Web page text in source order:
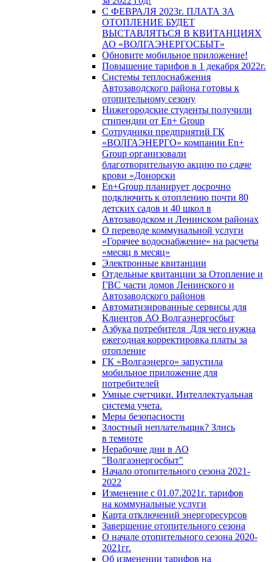
С ФЕВРАЛЯ 2023г. ПЛАТА ЗА
ОТОПЛЕНИЕ БУДЕТ
ВЫСТАВЛЯТЬСЯ В КВИТАНЦИЯХ
АО «ВОЛГАЭНЕРГОСБЫТ»
Обновите мобильное приложение!
Повышение тарифов в 1 декабря 2022г.
Системы теплоснабжения
Автозаводского района готовы к
отопительному сезону
Нижегородские студенты получили
стипендии от En+ Group
Сотрудники предприятий ГК
«ВОЛГАЭНЕРГО» компании En+
Group организовали
благотворительную акцию по сдаче
крови «Донорски
En+Group планирует досрочно
подключить к отоплению почти 80
детских садов и 40 школ в
Автозаводском и Ленинском районах
О переводе коммунальной услуги
«Горячее водоснабжение» на расчеты
«месяц в месяц»
Электронные квитанции
Отдельные квитанции за Отопление и
ГВС части домов Ленинского и
Автозаводского районов
Автоматизированные сервисы для
Клиентов АО Волгаэнергосбыт
Азбука потребителя_Для чего нужна
ежегодная корректировка платы за
отопление
ГК «Волгаэнерго» запустила
мобильное приложение для
потребителей
Умные счетчики. Интеллектуальная
система учета.
Меры безопасности
Злостный неплательщик? Злись
в темноте
Нерабочие дни в АО
"Волгаэнергосбыт"
Начало отопительного сезона 2021-
2022
Изменение с 01.07.2021г. тарифов
на коммунальные услуги
Карта отключений энергоресурсов
Завершение отопительного сезона
О начале отопительного сезона 2020-
2021гг.
Об изменении тарифов на